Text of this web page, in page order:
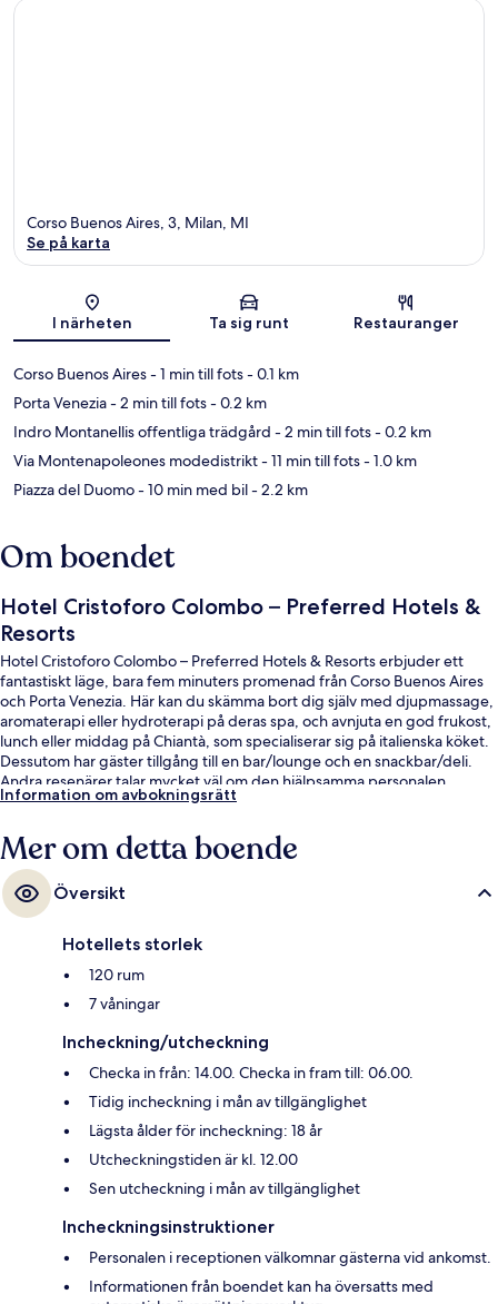
Karta
Corso Buenos Aires, 3, Milan, MI
Se på karta
I närheten Ta sig runt Restauranger
Corso Buenos Aires- 1 min till fots- 0.1 km
Porta Venezia- 2 min till fots- 0.2 km
Indro Montanellis offentliga trädgård - 2 min till fots- 0.2 km
Via Montenapoleones modedistrikt- 11 min till fots- 1.0 km
Piazza del Duomo- 10 min med bil- 2.2 km
Om boendet
Hotel Cristoforo Colombo – Preferred Hotels &
Resorts
Hotel Cristoforo Colombo – Preferred Hotels & Resorts erbjuder ett
fantastiskt läge, bara fem minuters promenad från Corso Buenos Aires
och Porta Venezia. Här kan du skämma bort dig själv med djupmassage,
aromaterapi eller hydroterapi på deras spa, och avnjuta en god frukost,
lunch eller middag på Chiantà, som specialiserar sig på italienska köket.
Dessutom har gäster tillgång till en bar/lounge och en snackbar/deli.
Andra resenärer talar mycket väl om den hjälpsamma personalen.
Boendet ligger en kort promenad från kollektivtrafik, bara några steg
station.
Information om avbokningsrätt
Mer om detta boende
Översikt
Hotellets storlek
120 rum
7 våningar
Incheckning/utcheckning
Checka in från: 14.00. Checka in fram till: 06.00.
Tidig incheckning i mån av tillgänglighet
Lägsta ålder för incheckning: 18 år
Utcheckningstiden är kl. 12.00
Sen utcheckning i mån av tillgänglighet
Incheckningsinstruktioner
Personalen i receptionen välkomnar gästerna vid ankomst.
Informationen från boendet kan ha översatts med